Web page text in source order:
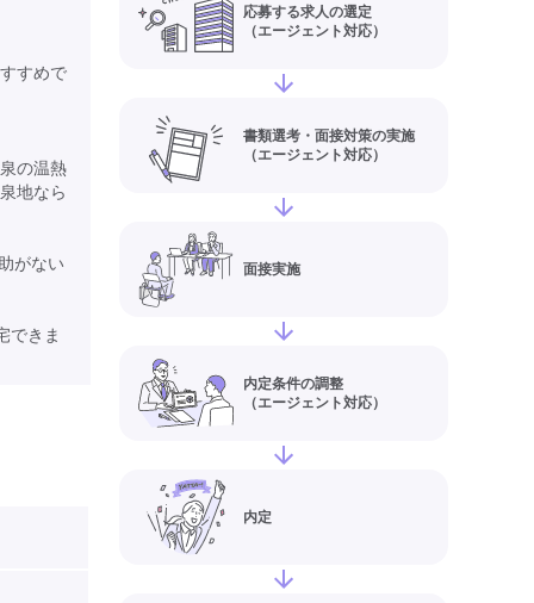
すめで
の温熱
地なら
がない
できま
応募する求人の選定
（エージェント対応）
書類選考・面接対策の実施
（エージェント対応）
面接実施
内定条件の調整
（エージェント対応）
内定